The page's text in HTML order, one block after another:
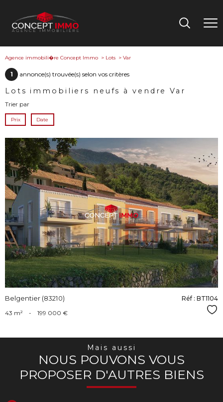
Agence immobili�re Concept Immo Lots Var
1 annonce(s) trouvée(s) selon vos critères
Lots immobiliers neufs à vendre Var
Trier par
Prix Date
voir le
bien
Belgentier (83210)
Réf : BT1104
43 m²
- 199 000 €
Mais aussi
NOUS POUVONS VOUS
PROPOSER D'AUTRES BIENS